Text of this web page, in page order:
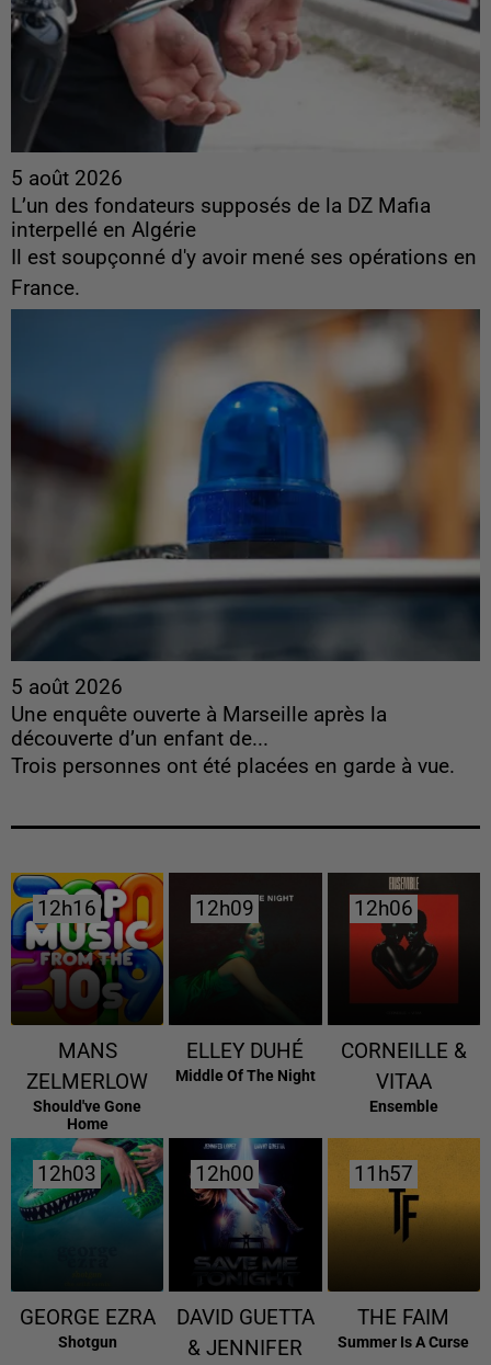
5 août 2026
L’un des fondateurs supposés de la DZ Mafia
interpellé en Algérie
Il est soupçonné d'y avoir mené ses opérations en
France.
5 août 2026
Une enquête ouverte à Marseille après la
découverte d’un enfant de...
Trois personnes ont été placées en garde à vue.
12h16
12h16
MANS
ZELMERLOW
Should've Gone
Home
12h09
12h09
ELLEY DUHÉ
Middle Of The Night
12h06
12h06
CORNEILLE &
VITAA
Ensemble
12h03
12h03
GEORGE EZRA
Shotgun
12h00
12h00
DAVID GUETTA
& JENNIFER
11h57
11h57
THE FAIM
Summer Is A Curse